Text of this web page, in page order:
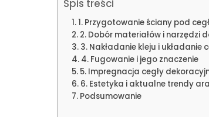
Spis treści
1. Przygotowanie ściany pod
2. Dobór materiałów i narzędzi
3. Nakładanie kleju i układanie
4. Fugowanie i jego znaczenie
5. Impregnacja cegły
6. Estetyka i aktualne trendy
Podsumowanie